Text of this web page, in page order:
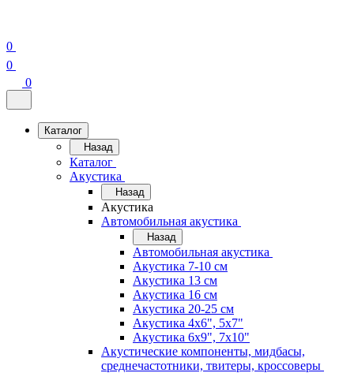
0
0
0
Каталог
Назад
Каталог
Акустика
Назад
Акустика
Автомобильная акустика
Назад
Автомобильная акустика
Акустика 7-10 см
Акустика 13 см
Акустика 16 см
Акустика 20-25 см
Акустика 4х6", 5х7"
Акустика 6х9", 7х10"
Акустические компоненты, мидбасы,
среднечастотники, твитеры, кроссоверы